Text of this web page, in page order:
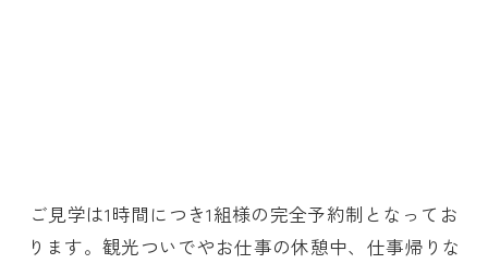
ご見学は1時間につき1組様の完全予約制となってお
ります。観光ついでやお仕事の休憩中、仕事帰りな